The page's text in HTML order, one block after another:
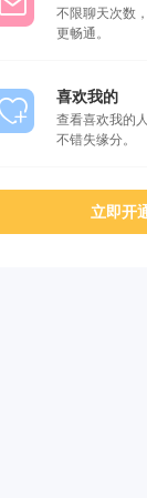
不限聊天次数
更畅通。
喜欢我的
查看喜欢我的
不错失缘分。
立即开